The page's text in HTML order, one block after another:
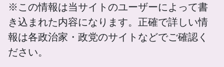
※この情報は当サイトのユーザーによって書
き込まれた内容になります。正確で詳しい情
報は各政治家・政党のサイトなどでご確認く
ださい。